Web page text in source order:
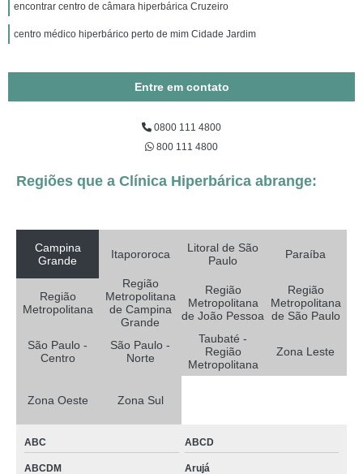
encontrar centro de câmara hiperbárica Cruzeiro
centro médico hiperbárico perto de mim Cidade Jardim
Entre em contato
0800 111 4800
800 111 4800
Regiões que a Clínica Hiperbárica abrange:
Campina
Grande
Itapororoca
Litoral de São
Paulo
Paraíba
Região
Metropolitana
Região
Metropolitana
de Campina
Grande
Região
Metropolitana
de João Pessoa
Região
Metropolitana
de São Paulo
São Paulo -
Centro
São Paulo -
Norte
Taubaté -
Região
Metropolitana
Zona Leste
Zona Oeste Zona Sul
ABC ABCD
ABCDM Arujá